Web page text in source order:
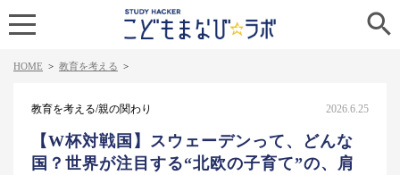

HOME > 教育を考える >
教育を考える/親の関わり 2026.6.25
【W杯対戦国】スウェーデンって、どんな
国？世界が注目する“北欧の子育て”の、肩